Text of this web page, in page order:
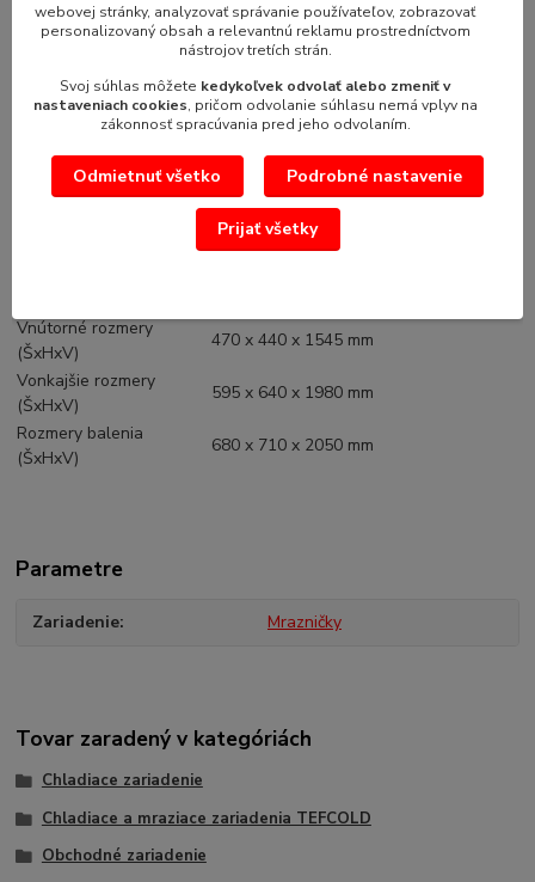
Množstvo chladiva
85 g
Áno
Výkon a spotreba
Energetická trieda
Max Ambient
30°C at 55% RH
Denná spotreba
8.32 kWh/24h
Ročná spotreba
3035 kWh/rok
570 W
220-240/50 V/Hz
Vnútorné rozmery
(ŠxHxV)
470 x 440 x 1545 mm
Vonkajšie rozmery
(ŠxHxV)
595 x 640 x 1980 mm
Rozmery balenia
(ŠxHxV)
680 x 710 x 2050 mm
Parametre
Zariadenie Mrazničky
Tovar zaradený v kategóriách
Chladiace zariadenie
Chladiace a mraziace zariadenia TEFCOLD
Obchodné zariadenie
webovej stránky, analyzovať správanie používateľov, zobrazovať
personalizovaný obsah a relevantnú reklamu prostredníctvom
nástrojov tretích strán.
Svoj súhlas môžete kedykoľvek odvolať alebo zmeniť v
nastaveniach cookies, pričom odvolanie súhlasu nemá vplyv na
zákonnosť spracúvania pred jeho odvolaním.
Odmietnuť všetko Podrobné nastavenie
Prijať všetky